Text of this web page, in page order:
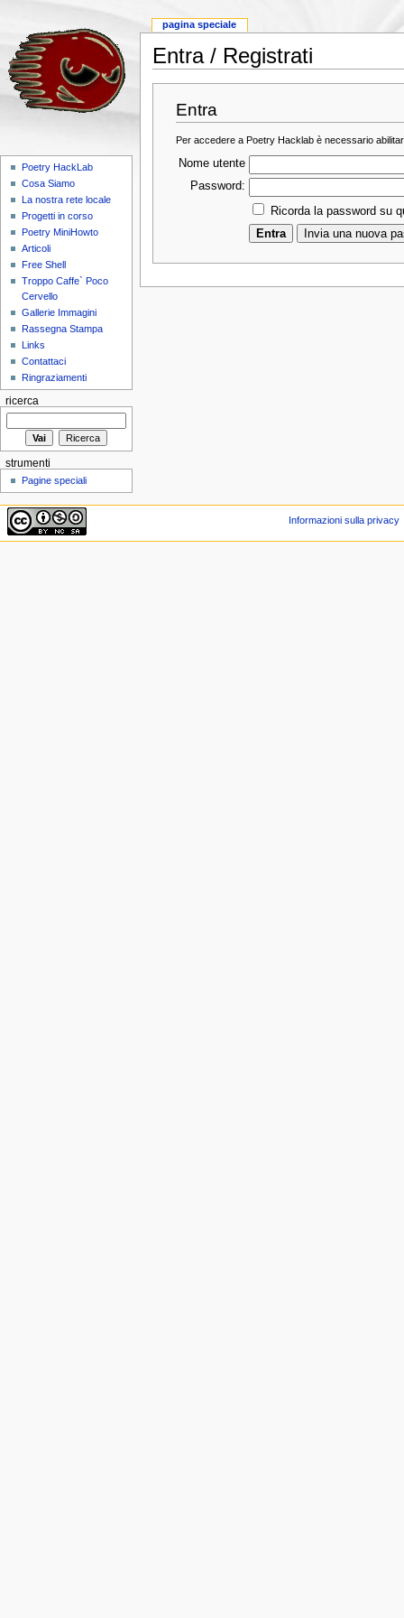
Entra / Registrati
Entra
Per accedere a Poetry Hacklab è necessario
Nome utente
Password:
Ricorda la password su
pagina speciale
Poetry HackLab
Cosa Siamo
La nostra rete locale
Progetti in corso
Poetry MiniHowto
Articoli
Free Shell
Troppo Caffe` Poco
Cervello
Gallerie Immagini
Rassegna Stampa
Links
Contattaci
Ringraziamenti
ricerca
strumenti
Pagine speciali
Informazioni sulla privacy